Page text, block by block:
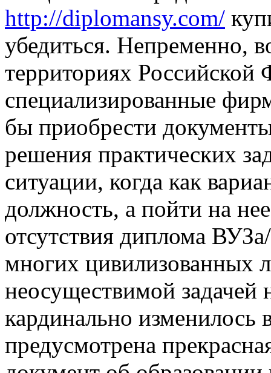
http://diplomansy.com/
убедиться. Непременно,
территориях
специализированные
бы приобрести
решения практических
ситуации, когда как
должность, а пойти на
отсутствия диплома
многих цивилизованных
неосуществимой задачей
кардинально изменилось
предусмотрена